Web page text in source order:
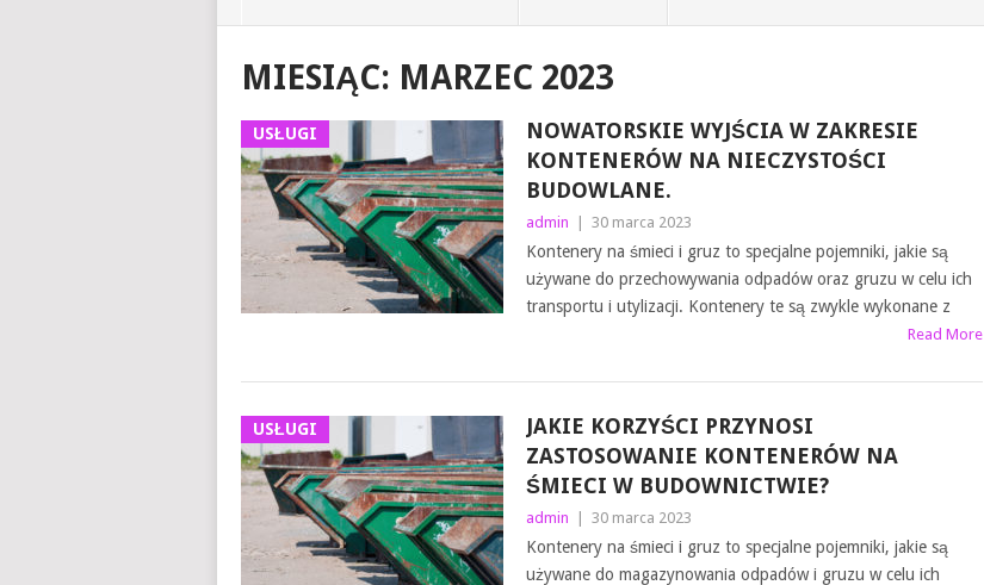
MIESIĄC: MARZEC 2023
USŁUGI
NOWATORSKIE WYJŚCIA W ZAKRESIE
KONTENERÓW NA NIECZYSTOŚCI
BUDOWLANE.
admin 30 marca 2023
Kontenery na śmieci i gruz to specjalne pojemniki, jakie są
używane do przechowywania odpadów oraz gruzu w celu ich
transportu i utylizacji. Kontenery te są zwykle wykonane z
Read More
USŁUGI
JAKIE KORZYŚCI PRZYNOSI
ZASTOSOWANIE KONTENERÓW NA
ŚMIECI W BUDOWNICTWIE?
admin 30 marca 2023
Kontenery na śmieci i gruz to specjalne pojemniki, jakie są
używane do magazynowania odpadów i gruzu w celu ich